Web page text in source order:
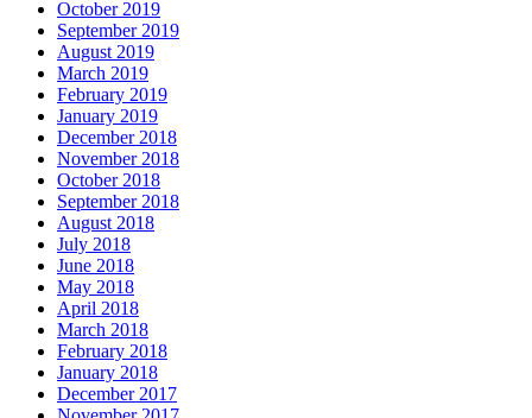
October 2019
September 2019
August 2019
March 2019
February 2019
January 2019
December 2018
November 2018
October 2018
September 2018
August 2018
July 2018
June 2018
May 2018
April 2018
March 2018
February 2018
January 2018
December 2017